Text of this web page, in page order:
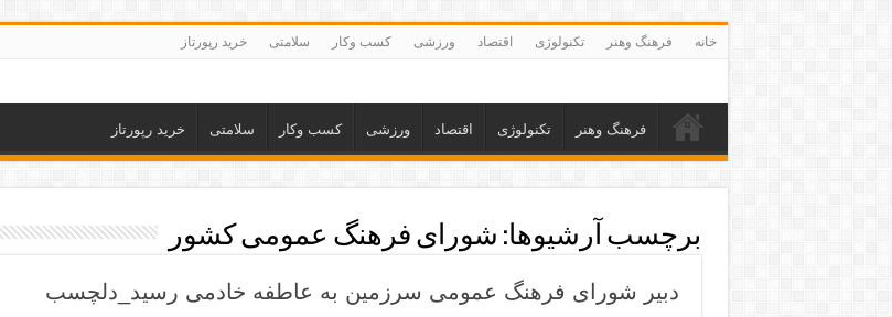
خانه فرهنگ وهنر تکنولوژی اقتصاد ورزشی کسب وکار سلامتی خرید رپورتاز
فرهنگ وهنر تکنولوژی اقتصاد ورزشی کسب وکار سلامتی خرید رپورتاز
برچسب آرشیوها: شورای فرهنگ عمومی کشور
دبیر شورای فرهنگ عمومی سرزمین به عاطفه خادمی رسید_دلچسب